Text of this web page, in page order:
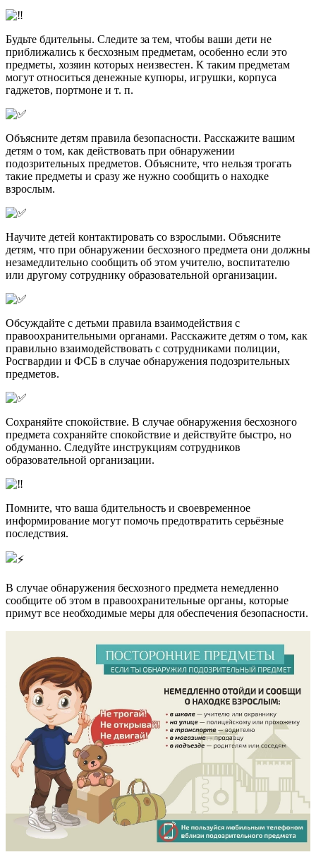
Будьте бдительны. Следите за тем, чтобы ваши дети не
приближались к бесхозным предметам, особенно если это
предметы, хозяин которых неизвестен. К таким предметам
могут относиться денежные купюры, игрушки, корпуса
гаджетов, портмоне и т. п.
Объясните детям правила безопасности. Расскажите вашим
детям о том, как действовать при обнаружении
подозрительных предметов. Объясните, что нельзя трогать
такие предметы и сразу же нужно сообщить о находке
взрослым.
Научите детей контактировать со взрослыми. Объясните
детям, что при обнаружении бесхозного предмета они должны
незамедлительно сообщить об этом учителю, воспитателю
или другому сотруднику образовательной организации.
Обсуждайте с детьми правила взаимодействия с
правоохранительными органами. Расскажите детям о том, как
правильно взаимодействовать с сотрудниками полиции,
Росгвардии и ФСБ в случае обнаружения подозрительных
предметов.
Сохраняйте спокойствие. В случае обнаружения бесхозного
предмета сохраняйте спокойствие и действуйте быстро, но
обдуманно. Следуйте инструкциям сотрудников
образовательной организации.
Помните, что ваша бдительность и своевременное
информирование могут помочь предотвратить серьёзные
последствия.
В случае обнаружения бесхозного предмета немедленно
сообщите об этом в правоохранительные органы, которые
примут все необходимые меры для обеспечения безопасности.